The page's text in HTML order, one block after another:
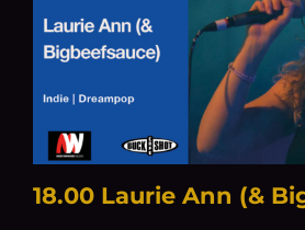
18.00 Laurie Ann (&